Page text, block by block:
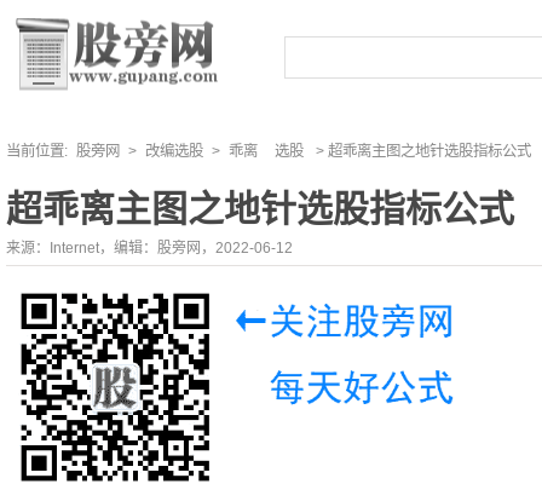
当前位置: 股旁网 > 改编选股 > 乖离 选股 > 超乖离主图之地针选股指标公式
超乖离主图之地针选股指标公式
来源：Internet，编辑：股旁网，2022-06-12